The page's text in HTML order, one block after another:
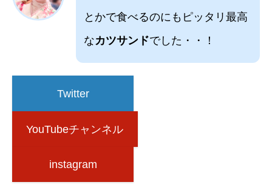
とかで食べるのにもピッタリ最高
なカツサンドでした・・！
Twitter
YouTubeチャンネル
instagram